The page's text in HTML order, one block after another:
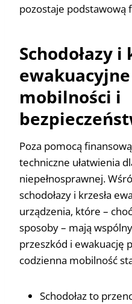
pozostaje podstawową
Schodołazy i
mobilności i
Poza pomocą
techniczne ułatwienia
niepełnosprawnej.
schodołazy i krzesła
urządzenia, które –
sposoby – mają
przeszkód i ewakuację
codzienna mobilność
Schodołaz to